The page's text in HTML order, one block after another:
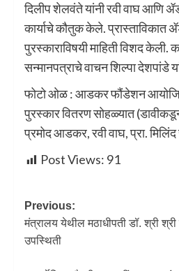
दिलीप शेलवंते यांनी रवी वाघ आणि
कार्याचे कौतुक केले. प्रास्ताविकात
पुरस्काराविषयी माहिती विशद
सन्मानपत्राचे वाचन शिल्पा देशपांडे
फोटो ओळ : आडकर फौंडेशन
पुरस्कार वितरण सोहळ्यात
प्रमोद आडकर, रवी वाघ, प्रा.
Post Views: 91
Previous:
मंत्रालय येथील मठाधीपती डॉ. श्री
उपस्थिती